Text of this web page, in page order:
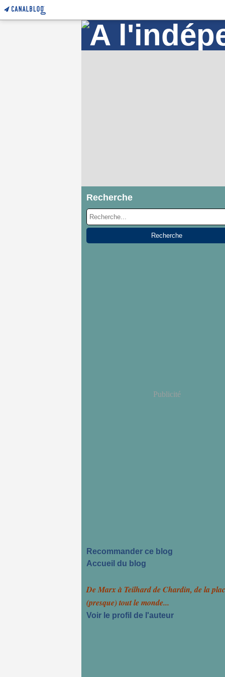
Recherche
Publicité
Recommander ce blog
Accueil du blog
De Marx à Teilhard de Chardin, de la
(presque) tout le monde...
Voir le profil de l'auteur